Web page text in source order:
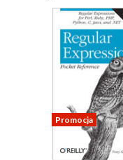
Promocja